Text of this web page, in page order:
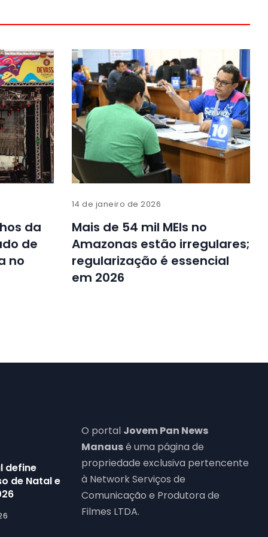
da
de
no
14 de janeiro de 2026
Mais de 54 mil MEIs no
Amazonas estão irregulares;
regularização é essencial
em 2026
define
de Natal e
O portal Jovem Pan News
Manausé uma página de
propriedade exclusiva pertencente
à Network Serviços de
Comunicação e Produtora de
Filmes LTDA.